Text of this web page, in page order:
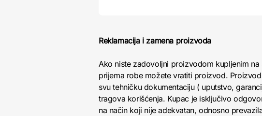
Reklamacija i zamena proizvoda
Ako niste zadovoljni proizvodom kupljenim
prijema robe možete vratiti proizvod.
svu tehničku dokumentaciju ( uputstvo,
tragova korišćenja. Kupac je isključivo
na način koji nije adekvatan, odnosno